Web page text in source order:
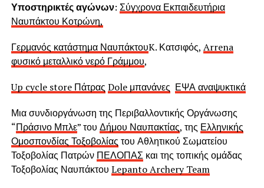
Υποστηρικτές αγώνων: Σύγχρονα Εκπαιδευτήρια
Ναυπάκτου Κοτρώνη,
Γερμανός κατάστημα ΝαυπάκτουK. Κατσιφός, Arrena
φυσικό μεταλλικό νερό Γράμμου,
Up cycle store Πάτρας Dole μπανάνες ΕΨΑ αναψυκτικά
Μια συνδιοργάνωση της Περιβαλλοντικής Οργάνωσης
“Πράσινο Μπλε” του Δήμου Ναυπακτίας, της Ελληνικής
Ομοσπονδίας Τοξοβολίας του Αθλητικού Σωματείου
Τοξοβολίας Πατρών ΠΕΛΟΠΑΣκαι της τοπικής ομάδας
Τοξοβολίας Ναυπάκτου Lepanto Archery Team